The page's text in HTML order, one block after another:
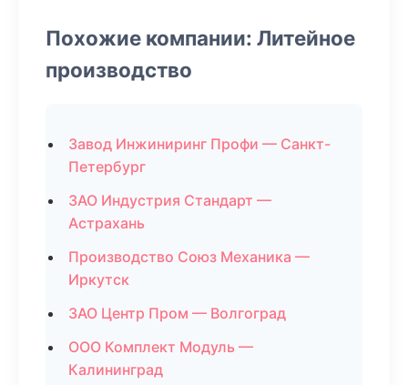
Похожие компании: Литейное
производство
Завод Инжиниринг Профи — Санкт-
Петербург
ЗАО Индустрия Стандарт —
Астрахань
Производство Союз Механика —
Иркутск
ЗАО Центр Пром — Волгоград
ООО Комплект Модуль —
Калининград